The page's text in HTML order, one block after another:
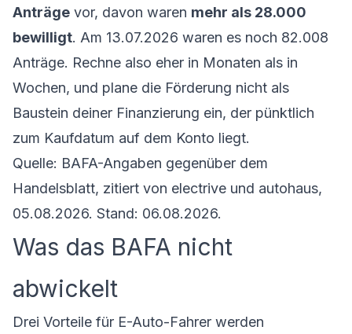
Anträge vor, davon waren mehr als 28.000
bewilligt. Am 13.07.2026 waren es noch 82.008
Anträge. Rechne also eher in Monaten als in
Wochen, und plane die Förderung nicht als
Baustein deiner Finanzierung ein, der pünktlich
zum Kaufdatum auf dem Konto liegt.
Quelle: BAFA-Angaben gegenüber dem
Handelsblatt, zitiert von electrive und autohaus,
05.08.2026. Stand: 06.08.2026.
Was das BAFA nicht
abwickelt
Drei Vorteile für E-Auto-Fahrer werden